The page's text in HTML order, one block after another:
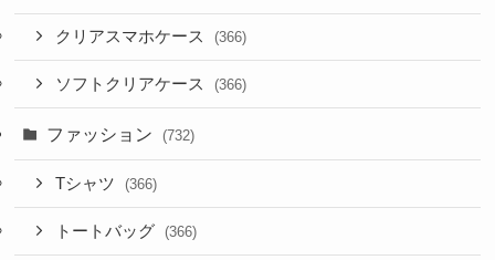
クリアスマホケース (366)
ソフトクリアケース (366)
ファッション (732)
Tシャツ (366)
トートバッグ (366)